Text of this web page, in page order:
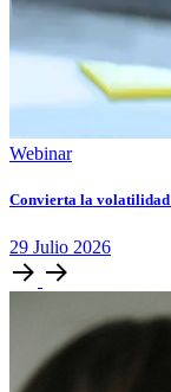
Webinar
Convierta la volatilidad
29 Julio 2026